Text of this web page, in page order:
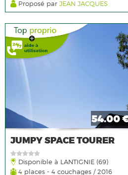
Proposé parJEAN JACQUES
54.00
JUMPY SPACE TOURER
Disponible à LANTIGNIE (69)
4 places - 4 couchages / 2016